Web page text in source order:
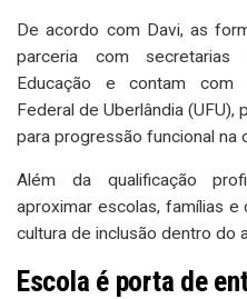
De acordo com Davi, as
parceria com
Educação e contam com
Federal de Uberlândia
para progressão funcional na
Além da qualificação
aproximar escolas, famílias
cultura de inclusão dentro do
Escola é porta de